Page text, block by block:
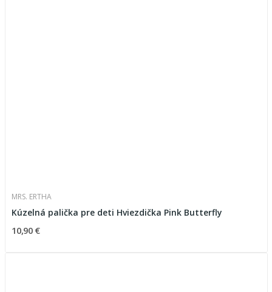
MRS. ERTHA
Kúzelná palička pre deti Hviezdička Pink Butterfly
10,90 €